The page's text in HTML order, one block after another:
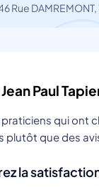
Rue
Paul
praticiens qui ont
plutôt que des
la